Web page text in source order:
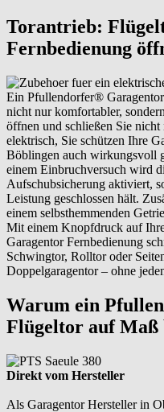
Torantrieb:
Fernbedienung
Ein Pfullendorfer®
nicht nur komfortabler,
öffnen und schließen Sie nicht
elektrisch, Sie schützen Ihre
Böblingen auch wirkungsvoll
einem Einbruchversuch wird
Aufschubsicherung aktiviert,
Leistung geschlossen hält.
einem selbsthemmenden
Mit einem Knopfdruck auf
Garagentor Fernbedienung
Schwingtor, Rolltor oder
Doppelgaragentor – ohne
Warum ein
Flügeltor auf
Direkt vom Hersteller
Als Garagentor Hersteller in